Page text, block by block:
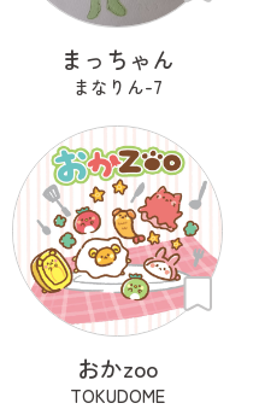
まっちゃん
まなりん-7
おかzoo
TOKUDOME